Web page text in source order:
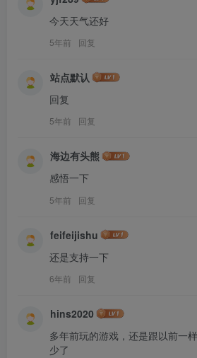
今天天气还好
5年前 回复
站点默认
回复
5年前 回复
海边有头熊
感悟一下
5年前 回复
feifeijishu
还是支持一下
6年前 回复
hins2020
多年前玩的游戏，还是跟以前一
少了